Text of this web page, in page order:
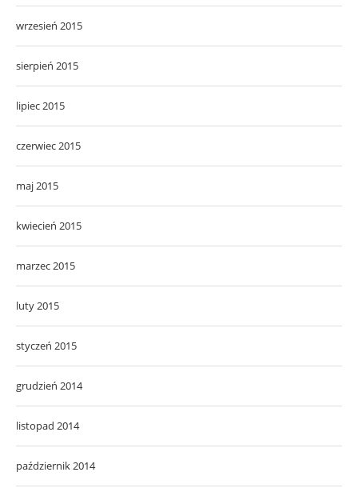
wrzesień 2015
sierpień 2015
lipiec 2015
czerwiec 2015
maj 2015
kwiecień 2015
marzec 2015
luty 2015
styczeń 2015
grudzień 2014
listopad 2014
październik 2014